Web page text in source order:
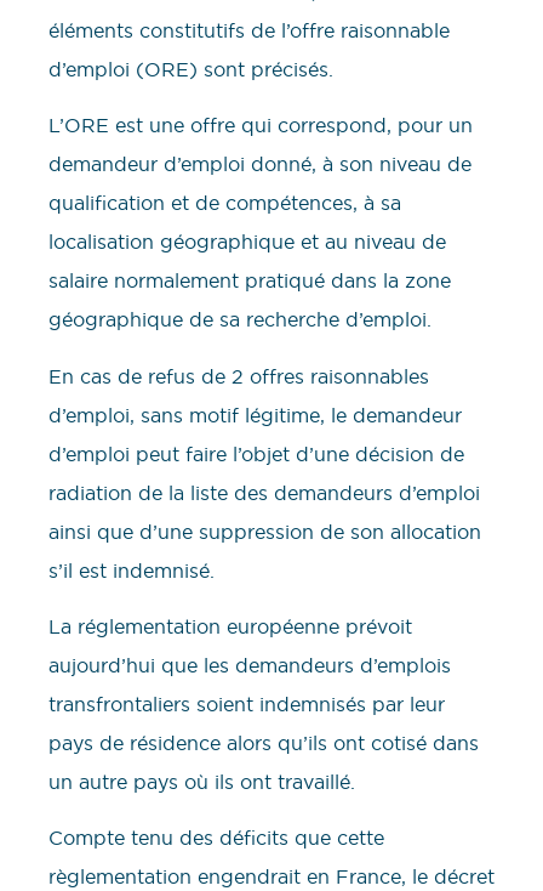
éléments constitutifs de l’offre raisonnable
d’emploi (ORE) sont précisés.
L’ORE est une offre qui correspond, pour un
demandeur d’emploi donné, à son niveau de
qualification et de compétences, à sa
localisation géographique et au niveau de
salaire normalement pratiqué dans la zone
géographique de sa recherche d’emploi.
En cas de refus de 2 offres raisonnables
d’emploi, sans motif légitime, le demandeur
d’emploi peut faire l’objet d’une décision de
radiation de la liste des demandeurs d’emploi
ainsi que d’une suppression de son allocation
s’il est indemnisé.
La réglementation européenne prévoit
aujourd’hui que les demandeurs d’emplois
transfrontaliers soient indemnisés par leur
pays de résidence alors qu’ils ont cotisé dans
un autre pays où ils ont travaillé.
Compte tenu des déficits que cette
règlementation engendrait en France, le décret